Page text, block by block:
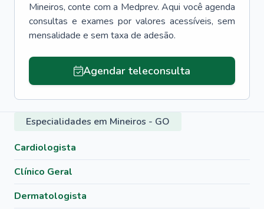
Mineiros, conte com a Medprev. Aqui você agenda
consultas e exames por valores acessíveis, sem
mensalidade e sem taxa de adesão.
Agendar teleconsulta
Especialidades em Mineiros - GO
Cardiologista
Clínico Geral
Dermatologista